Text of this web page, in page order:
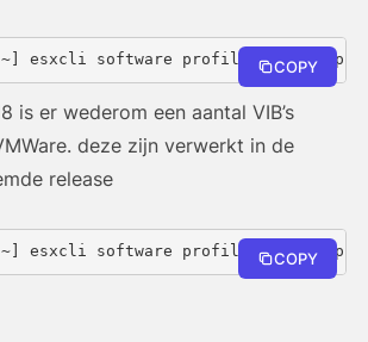
esxcli software profile update -p
COPY
is er wederom een aantal VIB’s
deze zijn verwerkt in de
release
esxcli software profile update -p
COPY